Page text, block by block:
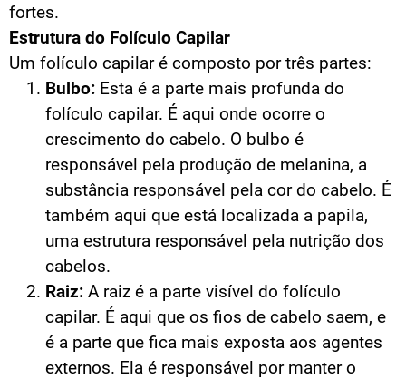
fortes.
Estrutura do Folículo Capilar
Um folículo capilar é composto por três partes:
Bulbo: Esta é a parte mais profunda do
folículo capilar. É aqui onde ocorre o
crescimento do cabelo. O bulbo é
responsável pela produção de melanina, a
substância responsável pela cor do cabelo. É
também aqui que está localizada a papila,
uma estrutura responsável pela nutrição dos
cabelos.
Raiz: A raiz é a parte visível do folículo
capilar. É aqui que os fios de cabelo saem, e
é a parte que fica mais exposta aos agentes
externos. Ela é responsável por manter o